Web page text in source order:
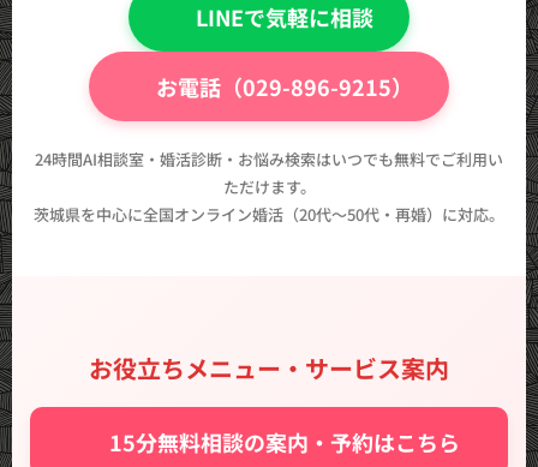
💬 LINEで気軽に相談
📞 お電話（029-896-9215）
24時間AI相談室・婚活診断・お悩み検索はいつでも無料でご利用い
ただけます。
茨城県を中心に全国オンライン婚活（20代〜50代・再婚）に対応。
お役立ちメニュー・サービス案内
✨ 15分無料相談の案内・予約はこちら